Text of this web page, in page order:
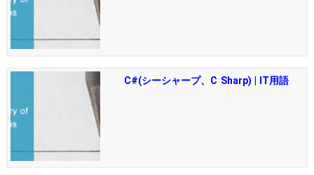
C#(シーシャープ、C Sharp) | IT用語